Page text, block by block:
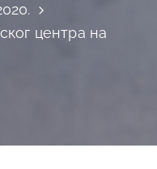
центра на